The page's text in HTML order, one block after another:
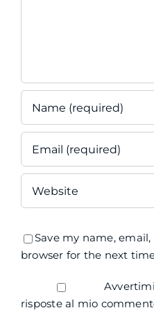
Save my name,
browser for the next
risposte al mio